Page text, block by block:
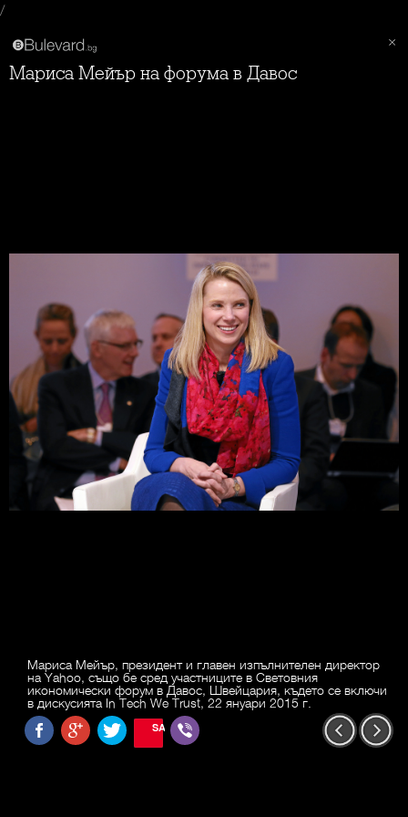
/
Мариса Мейър на форума в Давос
Мариса Мейър, президент и главен изпълнителен директор
на Yahoo, също бе сред участниците в Световния
икономически форум в Давос, Швейцария, където се включи
в дискусията In Tech We Trust, 22 януари 2015 г.
SAVE